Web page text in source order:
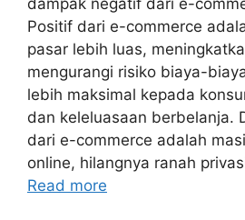
Positif dari e-commerce
pasar lebih luas,
mengurangi risiko biaya-
lebih maksimal kepada
dan keleluasaan berbelanja.
dari e-commerce adalah
online, hilangnya ranah
Read more